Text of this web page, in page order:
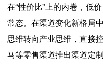
在“性价比”上的内卷，低
常态。在渠道变化新格局
思维转向产业思维，直接
马等零售渠道推出渠道定